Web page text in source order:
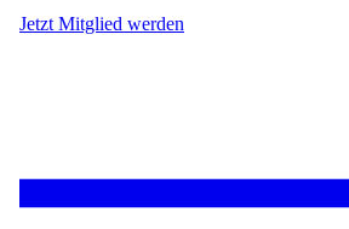
Jetzt Mitglied werden